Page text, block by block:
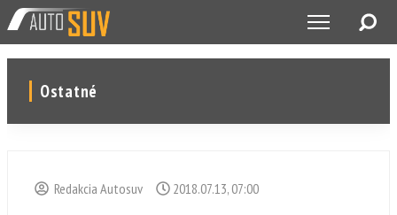
Ostatné
Redakcia Autosuv 2018.07.13, 07:00